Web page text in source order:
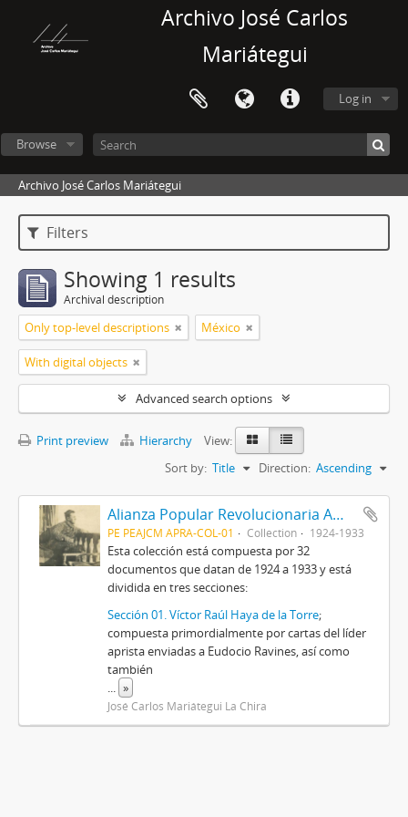
Archivo José Carlos
Mariátegui
Log in
Browse
Archivo José Carlos Mariátegui
Filters
Showing 1 results
Archival description
Only top-level descriptions México
With digital objects
Advanced search options
Print preview Hierarchy
View:
Sort by: Title Direction: Ascending
Alianza Popular Revolucionaria Americana-APRA (Colección)
PE PEAJCM APRA-COL-01 Collection 1924-1933
Esta colección está compuesta por 32
documentos que datan de 1924 a 1933 y está
dividida en tres secciones:
Sección 01. Víctor Raúl Haya de la Torre;
compuesta primordialmente por cartas del líder
aprista enviadas a Eudocio Ravines, así como
también
... »
José Carlos Mariátegui La Chira